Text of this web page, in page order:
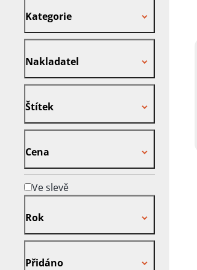
Kategorie
Nakladatel
Štítek
Cena
Ve slevě
Rok
Přidáno